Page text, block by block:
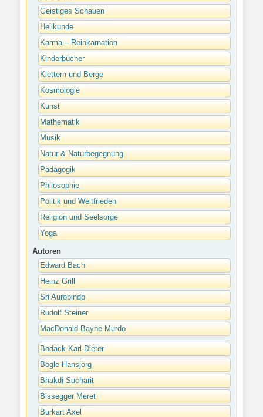
Geistiges Schauen
Heilkunde
Karma – Reinkarnation
Kinderbücher
Klettern und Berge
Kosmologie
Kunst
Mathematik
Musik
Natur & Naturbegegnung
Pädagogik
Philosophie
Politik und Weltfrieden
Religion und Seelsorge
Yoga
Autoren
Edward Bach
Heinz Grill
Sri Aurobindo
Rudolf Steiner
MacDonald-Bayne Murdo
Bodack Karl-Dieter
Bögle Hansjörg
Bhakdi Sucharit
Bissegger Meret
Burkart Axel